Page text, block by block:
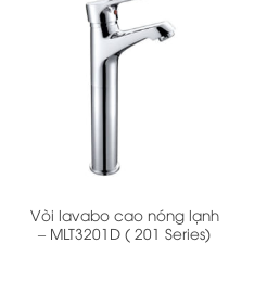
Vòi lavabo cao nóng lạnh
– MLT3201D ( 201 Series)